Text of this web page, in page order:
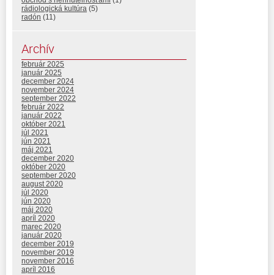
rádiologická kultúra (5)
radón (11)
Archív
február 2025
január 2025
december 2024
november 2024
september 2022
február 2022
január 2022
október 2021
júl 2021
jún 2021
máj 2021
december 2020
október 2020
september 2020
august 2020
júl 2020
jún 2020
máj 2020
apríl 2020
marec 2020
január 2020
december 2019
november 2019
november 2016
apríl 2016